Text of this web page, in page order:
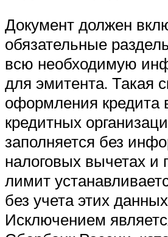
Документ должен
обязательные
всю необходимую
для эмитента. Такая
оформления кредита
кредитных
заполняется без
налоговых вычетах и
лимит
без учета этих
Исключением